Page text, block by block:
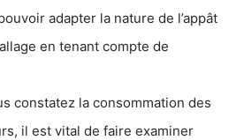
adapter la nature de l’appât
en tenant compte de
constatez la consommation des
il est vital de faire examiner